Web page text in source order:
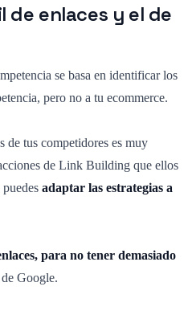
de enlaces y el de
se basa en identificar los
pero no a tu ecommerce.
de tus competidores es muy
de Link Building que ellos
adaptar las estrategias a
para no tener demasiado
Google.